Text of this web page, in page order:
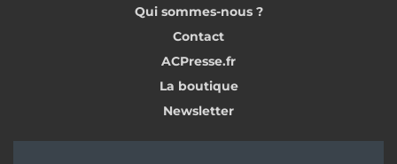
Qui sommes-nous ?
Contact
ACPresse.fr
La boutique
Newsletter